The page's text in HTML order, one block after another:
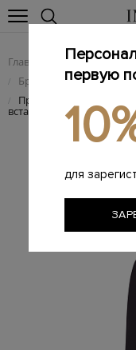
Главная Женщинам /
/ Брендовые женские
/ Приталенное платье-
вставкой
первую
для